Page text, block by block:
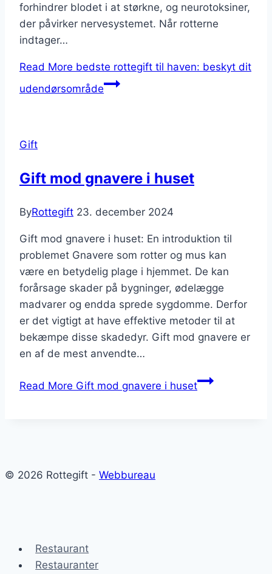
forhindrer blodet i at størkne, og neurotoksiner,
der påvirker nervesystemet. Når rotterne
indtager…
Read More bedste rottegift til haven: beskyt dit
udendørsområde
Gift
Gift mod gnavere i huset
ByRottegift 23. december 2024
Gift mod gnavere i huset: En introduktion til
problemet Gnavere som rotter og mus kan
være en betydelig plage i hjemmet. De kan
forårsage skader på bygninger, ødelægge
madvarer og endda sprede sygdomme. Derfor
er det vigtigt at have effektive metoder til at
bekæmpe disse skadedyr. Gift mod gnavere er
en af de mest anvendte…
Read More Gift mod gnavere i huset
© 2026 Rottegift - Webbureau
Restaurant
Restauranter